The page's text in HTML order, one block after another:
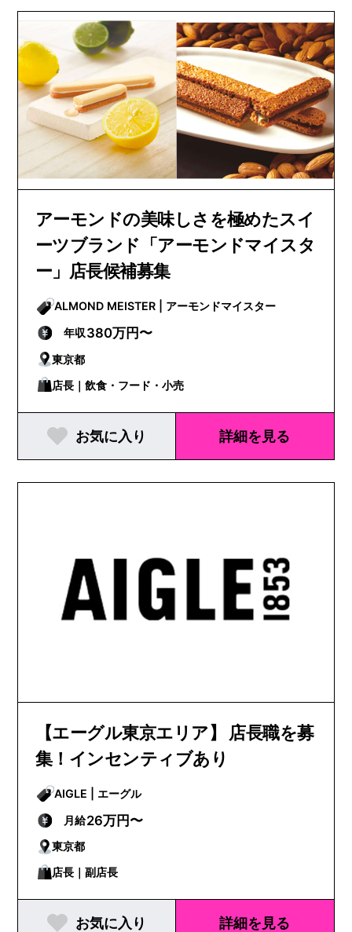
アーモンドの美味しさを極めたスイ
ーツブランド「アーモンドマイスタ
ー」店長候補募集
ALMOND MEISTER | アーモンドマイスター
年収380万円〜
東京都
店長｜飲食・フード・小売
お気に入り 詳細を見る
【エーグル東京エリア】 店長職を募
集！インセンティブあり
AIGLE | エーグル
月給26万円〜
東京都
店長｜副店長
お気に入り 詳細を見る